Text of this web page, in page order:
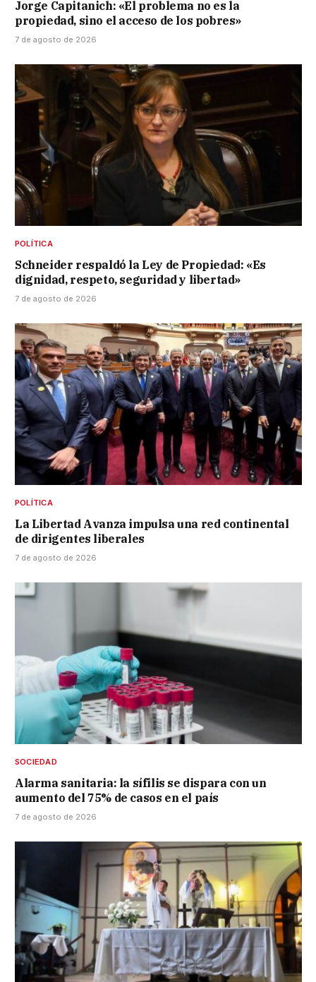
Jorge Capitanich: «El problema no es la
propiedad, sino el acceso de los pobres»
7 de agosto de 2026
POLÍTICA
Schneider respaldó la Ley de Propiedad: «Es
dignidad, respeto, seguridad y libertad»
7 de agosto de 2026
POLÍTICA
La Libertad Avanza impulsa una red continental
de dirigentes liberales
7 de agosto de 2026
SOCIEDAD
Alarma sanitaria: la sífilis se dispara con un
aumento del 75% de casos en el país
7 de agosto de 2026